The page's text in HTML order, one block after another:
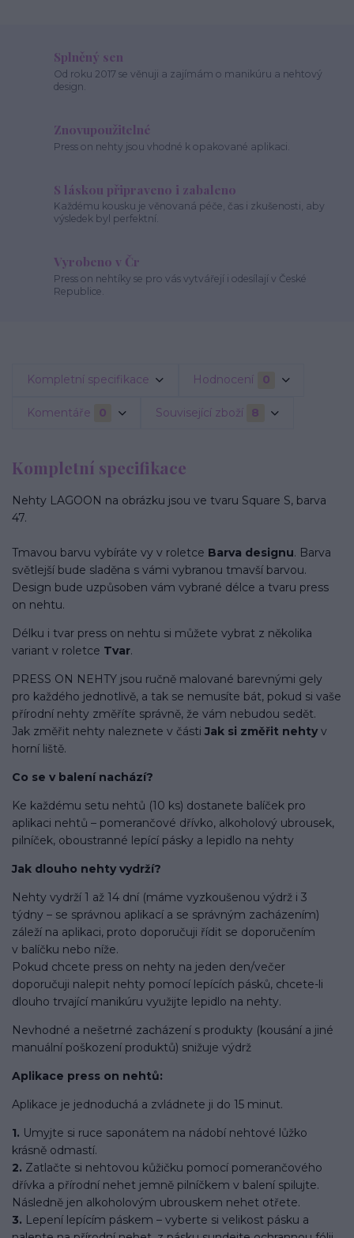
Splněný sen
Od roku 2017 se věnuji a zajímám o manikúru a nehtový
design.
Znovupoužitelné
Press on nehty jsou vhodné k opakované aplikaci.
S láskou připraveno i zabaleno
Každému kousku je věnovaná péče, čas i zkušenosti, aby
výsledek byl perfektní.
Vyrobeno v Čr
Press on nehtíky se pro vás vytvářejí i odesílají v České
Republice.
Kompletní specifikace Hodnocení 0
Komentáře 0 Související zboží 8
Kompletní specifikace
Nehty LAGOON na obrázku jsou ve tvaru Square S, barva
47.
Tmavou barvu vybíráte vy v roletce Barva designu. Barva
světlejší bude sladěna s vámi vybranou tmavší barvou.
Design bude uzpůsoben vám vybrané délce a tvaru press
on nehtu.
Délku i tvar press on nehtu si můžete vybrat z několika
variant v roletce Tvar.
PRESS ON NEHTY jsou ručně malované barevnými gely
pro každého jednotlivě, a tak se nemusíte bát, pokud si vaše
přírodní nehty změříte správně, že vám nebudou sedět.
Jak změřit nehty naleznete v části Jak si změřit nehty v
horní liště.
Co se v balení nachází?
Ke každému setu nehtů (10 ks) dostanete balíček pro
aplikaci nehtů – pomerančové dřívko, alkoholový ubrousek,
pilníček, oboustranné lepící pásky a lepidlo na nehty
Jak dlouho nehty vydrží?
Nehty vydrží 1 až 14 dní (máme vyzkoušenou výdrž i 3
týdny – se správnou aplikací a se správným zacházením)
záleží na aplikaci, proto doporučuji řídit se doporučením
v balíčku nebo níže.
Pokud chcete press on nehty na jeden den/večer
doporučuji nalepit nehty pomocí lepících pásků, chcete-li
dlouho trvající manikúru využijte lepidlo na nehty.
Nevhodné a nešetrné zacházení s produkty (kousání a jiné
manuální poškození produktů) snižuje výdrž
Aplikace press on nehtů:
Aplikace je jednoduchá a zvládnete ji do 15 minut.
1. Umyjte si ruce saponátem na nádobí nehtové lůžko
krásně odmastí.
2. Zatlačte si nehtovou kůžičku pomocí pomerančového
dřívka a přírodní nehet jemně pilníčkem v balení spilujte.
Následně jen alkoholovým ubrouskem nehet otřete.
3. Lepení lepícím páskem – vyberte si velikost pásku a